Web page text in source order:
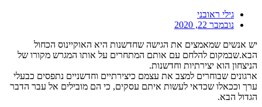
גילי ראובני
נובמבר 22, 2020
יש אנשים שמאמצים את הגישה שחדשנות היא האוקיינוס הכחול
הבא.שבמקום להלחם עם אותם המתחרים על אותו המגרש מקורו של
הניצחון הוא יצירתיות וחדשנות.
ארגונים שבוחרים למצב את עצמם כיצירתיים וחדשניים נתפסים כבעלי
ערך וככאלו שכדאי לעשות איתם עסקים, כי הם מובילים אל עבר הדבר
הגדול הבא.